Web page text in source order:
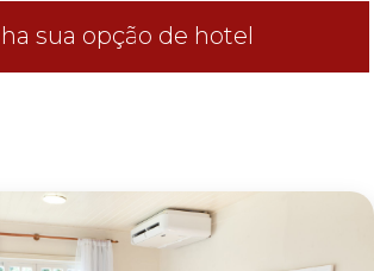
sua opção de hotel